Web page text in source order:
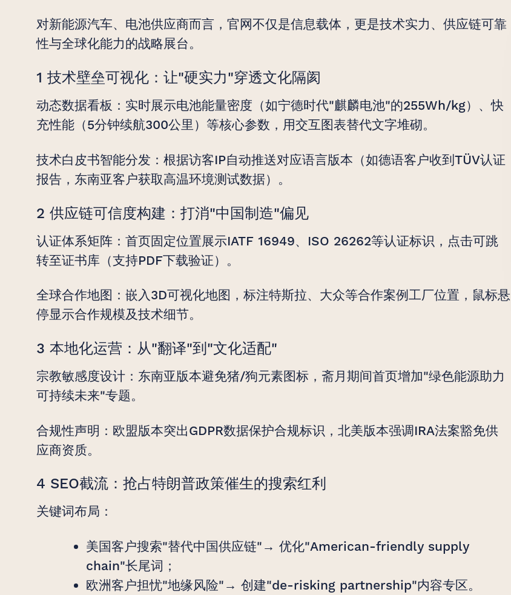
对新能源汽车、电池供应商而言，官网不仅是信息载体，更是技术实力、供应链可靠
性与全球化能力的战略展台。
1 技术壁垒可视化：让"硬实力"穿透文化隔阂
动态数据看板：实时展示电池能量密度（如宁德时代"麒麟电池"的255Wh/kg）、快
充性能（5分钟续航300公里）等核心参数，用交互图表替代文字堆砌。
技术白皮书智能分发：根据访客IP自动推送对应语言版本（如德语客户收到TÜV认证
报告，东南亚客户获取高温环境测试数据）。
2 供应链可信度构建：打消"中国制造"偏见
认证体系矩阵：首页固定位置展示IATF 16949、ISO 26262等认证标识，点击可跳
转至证书库（支持PDF下载验证）。
全球合作地图：嵌入3D可视化地图，标注特斯拉、大众等合作案例工厂位置，鼠标悬
停显示合作规模及技术细节。
3 本地化运营：从"翻译"到"文化适配"
宗教敏感度设计：东南亚版本避免猪/狗元素图标，斋月期间首页增加"绿色能源助力
可持续未来"专题。
合规性声明：欧盟版本突出GDPR数据保护合规标识，北美版本强调IRA法案豁免供
应商资质。
4 SEO截流：抢占特朗普政策催生的搜索红利
关键词布局：
美国客户搜索"替代中国供应链"→ 优化"American-friendly supply
chain"长尾词；
欧洲客户担忧"地缘风险"→ 创建"de-risking partnership"内容专区。